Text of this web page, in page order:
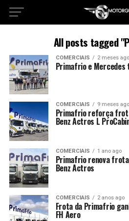
All posts tagged
COMERCIAIS 2 meses ago
Primafrio e
COMERCIAIS 9 meses ago
Primafrio reforça
Benz Actros L
COMERCIAIS 1 ano ago
Primafrio renova
Benz Actros
COMERCIAIS 2 anos ago
Frota da Primafrio
FH Aero